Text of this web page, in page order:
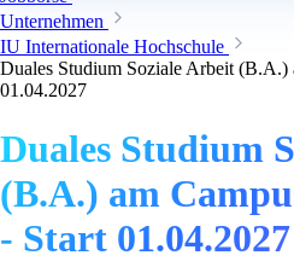
Unternehmen
IU Internationale Hochschule
Duales Studium Soziale Arbeit (B.A.)
01.04.2027
Duales Studium
(B.A.) am
- Start 01.04.2027